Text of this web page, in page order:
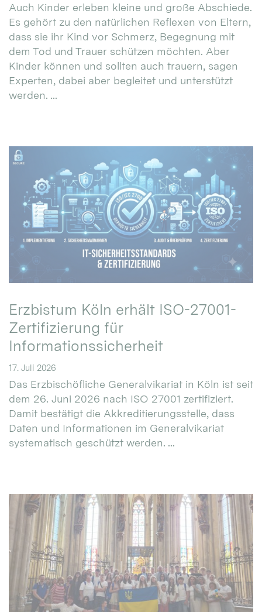
Auch Kinder erleben kleine und große Abschiede.
Es gehört zu den natürlichen Reflexen von Eltern,
dass sie ihr Kind vor Schmerz, Begegnung mit
dem Tod und Trauer schützen möchten. Aber
Kinder können und sollten auch trauern, sagen
Experten, dabei aber begleitet und unterstützt
werden. ...
Erzbistum Köln erhält ISO-27001-
Zertifizierung für
Informationssicherheit
17. Juli 2026
Das Erzbischöfliche Generalvikariat in Köln ist seit
dem 26. Juni 2026 nach ISO 27001 zertifiziert.
Damit bestätigt die Akkreditierungsstelle, dass
Daten und Informationen im Generalvikariat
systematisch geschützt werden. ...